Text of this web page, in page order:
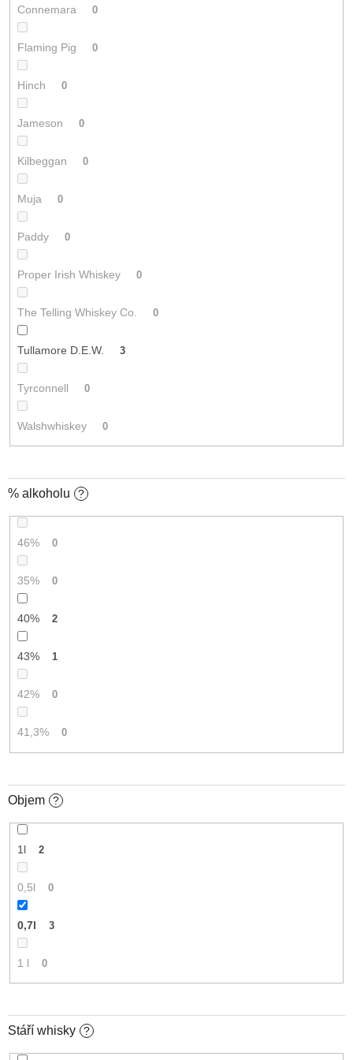
Connemara 0
Flaming Pig 0
Hinch 0
Jameson 0
Kilbeggan 0
Muja 0
Paddy 0
Proper Irish Whiskey 0
The Telling Whiskey Co. 0
Tullamore D.E.W. 3
Tyrconnell 0
Walshwhiskey 0
% alkoholu ?
46% 0
35% 0
40% 2
43% 1
42% 0
41,3% 0
Objem ?
1l 2
0,5l 0
0,7l 3
1 l 0
Stáří whisky ?